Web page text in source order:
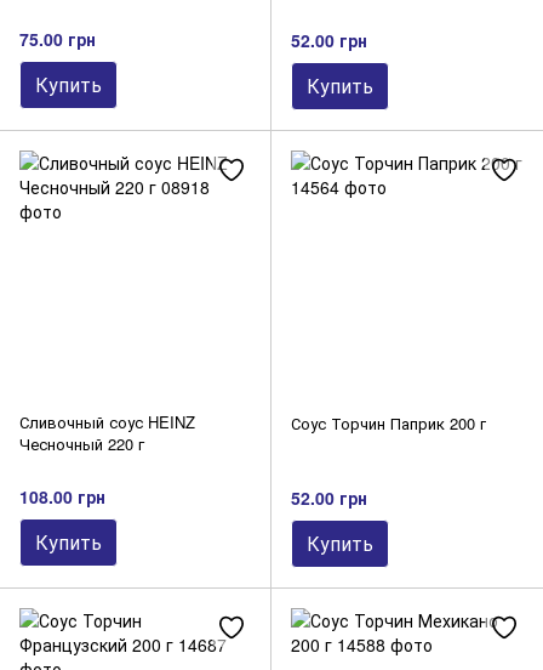
75.00 грн
Купить
52.00 грн
Купить
Сливочный соус HEINZ
Чесночный 220 г
108.00 грн
Купить
Соус Торчин Паприк 200 г
52.00 грн
Купить